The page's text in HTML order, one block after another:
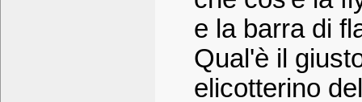
e la barra di
Qual'è il
elicotterino